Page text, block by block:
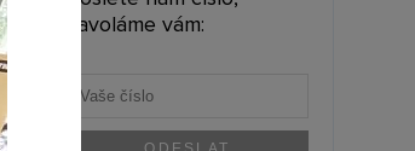
zavoláme vám: